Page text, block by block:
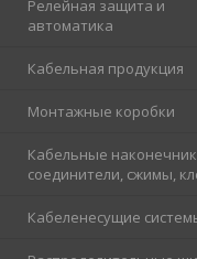
Релейная защита и
автоматика
Кабельная продукция
Монтажные коробки
Кабельные
соединители, сжимы,
Кабеленесущие